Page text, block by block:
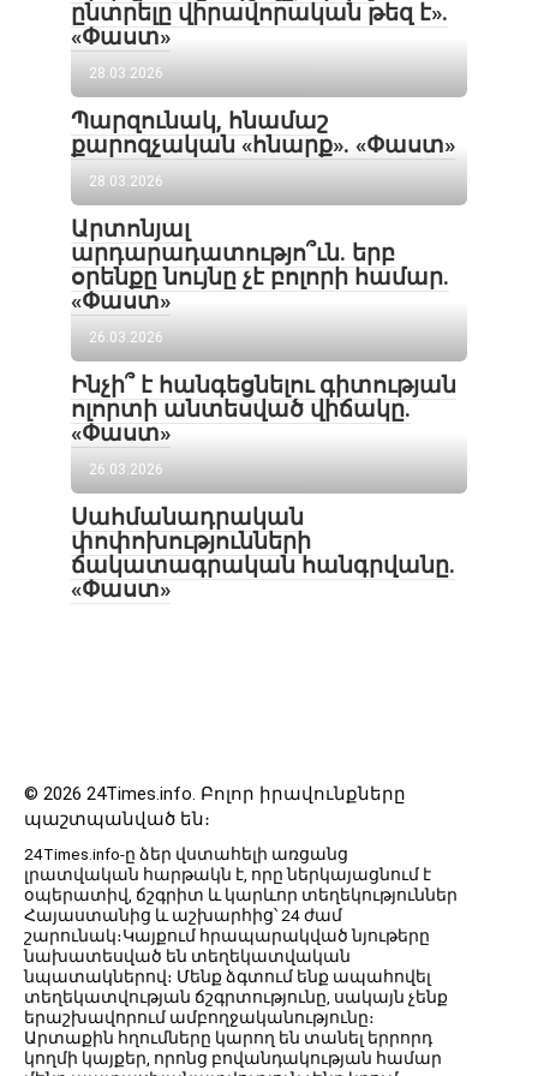
ընտրելը վիրավորական թեզ է».
«Փաստ»
28.03.2026
Պարզունակ, հնամաշ
քարոզչական «հնարք». «Փաստ»
28.03.2026
Արտոնյալ
արդարադատությո՞ւն. երբ
օրենքը նույնը չէ բոլորի համար.
«Փաստ»
26.03.2026
Ինչի՞ է հանգեցնելու գիտության
ոլորտի անտեսված վիճակը.
«Փաստ»
26.03.2026
Սահմանադրական
փոփոխությունների
ճակատագրական հանգրվանը.
«Փաստ»
© 2026 24Times.info․ Բոլոր իրավունքները
պաշտպանված են։
24Times.info-ը ձեր վստահելի առցանց
լրատվական հարթակն է, որը ներկայացնում է
օպերատիվ, ճշգրիտ և կարևոր տեղեկություններ
Հայաստանից և աշխարհից՝ 24 ժամ
շարունակ։Կայքում հրապարակված նյութերը
նախատեսված են տեղեկատվական
նպատակներով։ Մենք ձգտում ենք ապահովել
տեղեկատվության ճշգրտությունը, սակայն չենք
երաշխավորում ամբողջականությունը։
Արտաքին հղումները կարող են տանել երրորդ
կողմի կայքեր, որոնց բովանդակության համար